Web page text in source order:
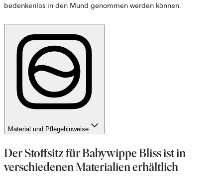
bedenkenlos in den Mund genommen werden können.
Material und Pflegehinweise
Der Stoffsitz für Babywippe Bliss ist in
verschiedenen Materialien erhältlich